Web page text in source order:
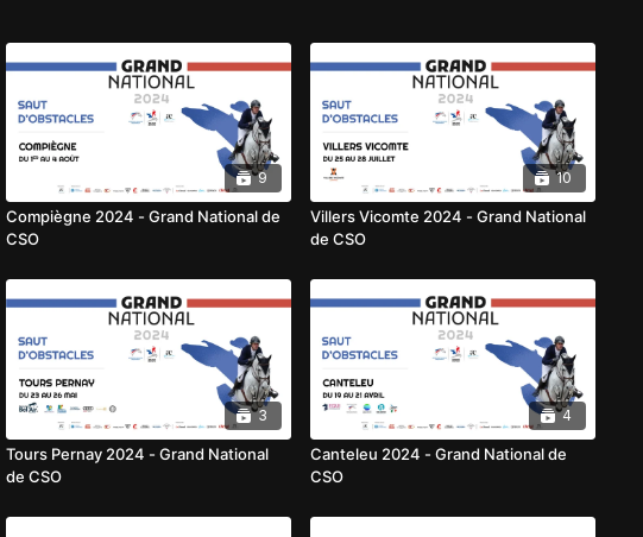
9
Compiègne 2024 - Grand National de
CSO
10
Villers Vicomte 2024 - Grand National
de CSO
3
Tours Pernay 2024 - Grand National
de CSO
4
Canteleu 2024 - Grand National de
CSO